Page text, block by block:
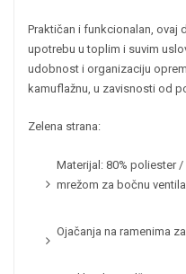
Praktičan i funkcionalan, ovaj
upotrebu u toplim i suvim
udobnost i organizaciju
kamuflažnu, u zavisnosti od
Zelena strana:
Materijal: 80% poliester
mrežom za bočnu
Ojačanja na ramenima